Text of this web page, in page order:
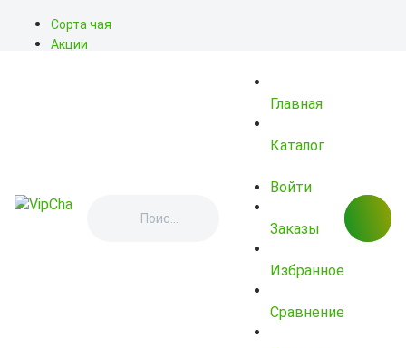
Сорта чая
Акции
Главная
Каталог
Войти
Заказы
Избранное
Сравнение